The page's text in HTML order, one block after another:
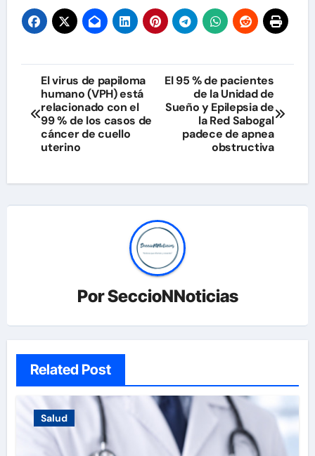
Navegación
de
entradas
El virus de papiloma
humano (VPH) está
relacionado con el
99 % de los casos de
cáncer de cuello
uterino
El 95 % de pacientes
de la Unidad de
Sueño y Epilepsia de
la Red Sabogal
padece de apnea
obstructiva
PorSeccioNNoticias
Related Post
Salud